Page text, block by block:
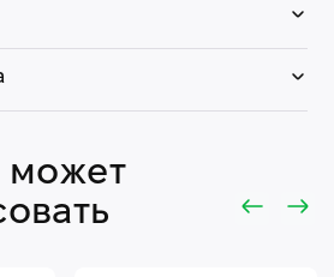
может